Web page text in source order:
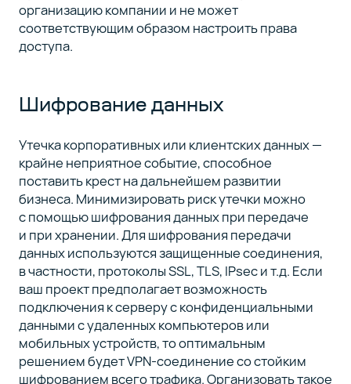
организацию компании и не может
соответствующим образом настроить права
доступа.
Шифрование данных
Утечка корпоративных или клиентских данных —
крайне неприятное событие, способное
поставить крест на дальнейшем развитии
бизнеса. Минимизировать риск утечки можно
с помощью шифрования данных при передаче
и при хранении. Для шифрования передачи
данных используются защищенные соединения,
в частности, протоколы SSL, TLS, IPsec и т.д. Если
ваш проект предполагает возможность
подключения к серверу с конфиденциальными
данными с удаленных компьютеров или
мобильных устройств, то оптимальным
решением будет VPN-соединение со стойким
шифрованием всего трафика. Организовать такое